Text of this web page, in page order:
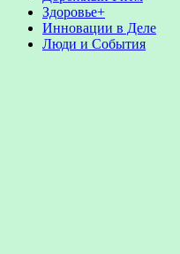
Здоровье+
Инновации в Деле
Люди и События